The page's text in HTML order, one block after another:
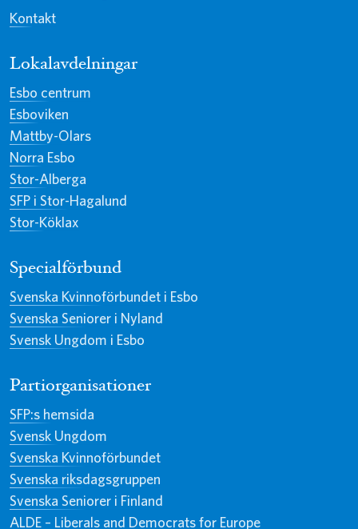
Kontakt
Lokalavdelningar
Esbo centrum
Esboviken
Mattby-Olars
Norra Esbo
Stor-Alberga
SFP i Stor-Hagalund
Stor-Köklax
Specialförbund
Svenska Kvinnoförbundet i Esbo
Svenska Seniorer i Nyland
Svensk Ungdom i Esbo
Partiorganisationer
SFP:s hemsida
Svensk Ungdom
Svenska Kvinnoförbundet
Svenska riksdagsgruppen
Svenska Seniorer i Finland
ALDE – Liberals and Democrats for Europe